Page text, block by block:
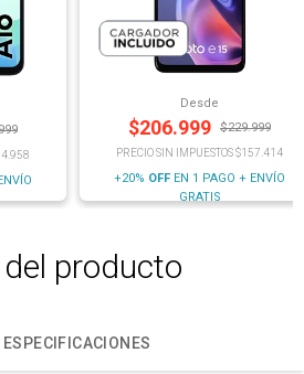
Desde
$206.999 $229.999
PRECIO SIN IMPUESTOS $157.414
+20% OFF EN 1 PAGO + ENVÍO
GRATIS
producto
ESPECIFICACIONES